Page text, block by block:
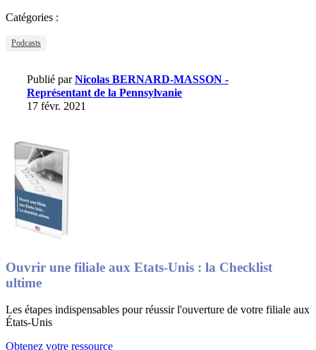
Catégories :
Podcasts
Publié parNicolas BERNARD-MASSON -
Représentant de la Pennsylvanie
17 févr. 2021
Ouvrir une filiale aux Etats-Unis : la Checklist
ultime
Les étapes indispensables pour réussir l'ouverture de votre filiale aux
États-Unis
Obtenez votre ressource